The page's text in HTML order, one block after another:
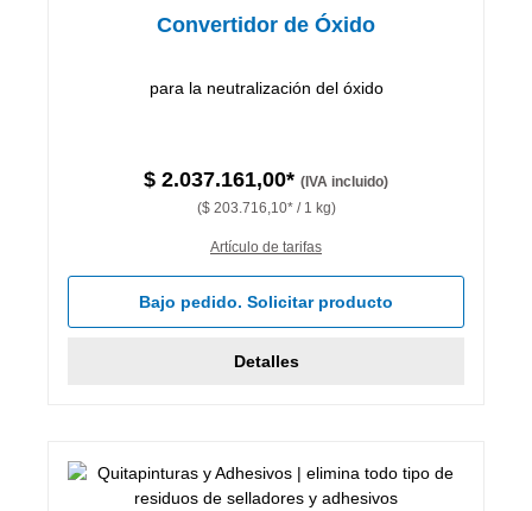
Convertidor de Óxido
para la neutralización del óxido
$ 2.037.161,00* (IVA incluido)
($ 203.716,10* / 1 kg)
Artículo de tarifas
Bajo pedido. Solicitar producto
Detalles